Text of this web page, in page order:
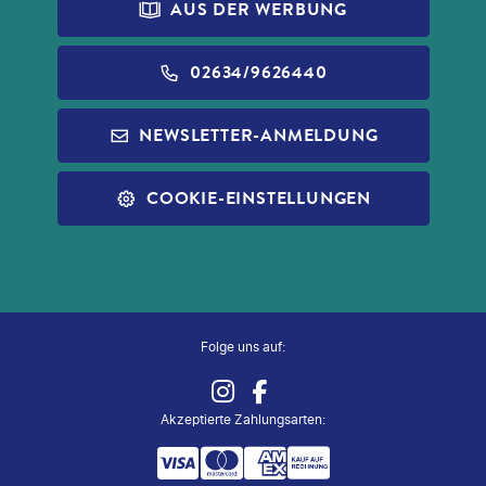
PRINCESS CRUISES
NORWEGIAN CRUISE LINE
INFOS ZUR PAUSCHALREISE
REISECHECKLISTE
REISEVERSICHERUNG
WIDERRUF VERSICHERUNGEN
REISEFÜHRER
ALLE SERVICES
ZUG ZUM FLUG
ALDI GESCHENKGUTSCHEINE
ALDI MUSIC
ALDI NORD
AUS DER WERBUNG
02634/9626440
NEWSLETTER-ANMELDUNG
COOKIE-EINSTELLUNGEN
Akzeptierte Zahlungsarten:
Folge uns auf: